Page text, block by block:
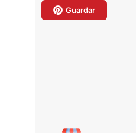
Guardar